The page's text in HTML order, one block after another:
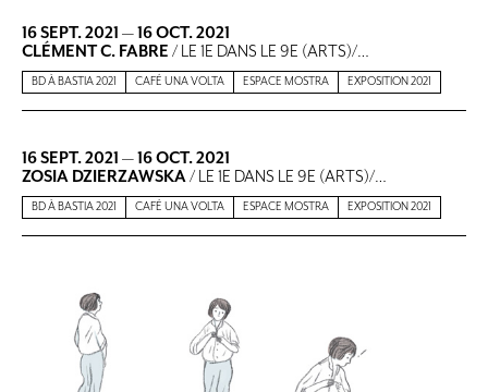
16 SEPT. 2021 —16 OCT. 2021
CLÉMENT C. FABRE / LE 1E DANS LE 9E (ARTS)/…
BD À BASTIA 2021 CAFÉ UNA VOLTA ESPACE MOSTRA EXPOSITION 2021
16 SEPT. 2021 —16 OCT. 2021
ZOSIA DZIERZAWSKA/ LE 1E DANS LE 9E (ARTS)/…
BD À BASTIA 2021 CAFÉ UNA VOLTA ESPACE MOSTRA EXPOSITION 2021